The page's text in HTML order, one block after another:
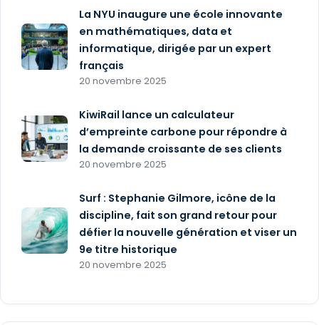
La NYU inaugure une école innovante
en mathématiques, data et
informatique, dirigée par un expert
français
20 novembre 2025
KiwiRail lance un calculateur
d’empreinte carbone pour répondre à
la demande croissante de ses clients
20 novembre 2025
Surf : Stephanie Gilmore, icône de la
discipline, fait son grand retour pour
défier la nouvelle génération et viser un
9e titre historique
20 novembre 2025